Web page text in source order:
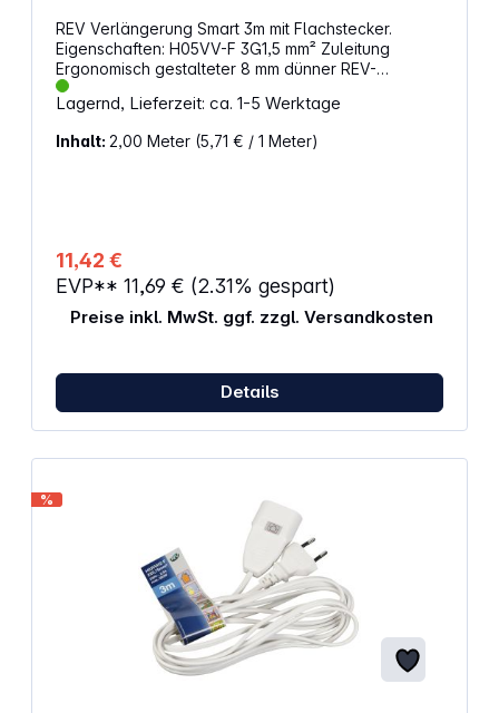
REV Verlängerung Smart 3m mit Flachstecker.
Eigenschaften: H05VV-F 3G1,5 mm² Zuleitung
Ergonomisch gestalteter 8 mm dünner REV-
Flachstecker Passt hinter Ihre Möbel Mit
ausklappbarem Griff für einfaches Herausziehen
3500 W Mittlere mechanische Beanspruchung
Lagernd, Lieferzeit: ca. 1-5 Werktage
Inhalt: 2,00 Meter (5,71 € / 1 Meter)
11,42 €
EVP** 11,69 € (2.31% gespart)
Preise inkl. MwSt. ggf. zzgl. Versandkosten
Details
%